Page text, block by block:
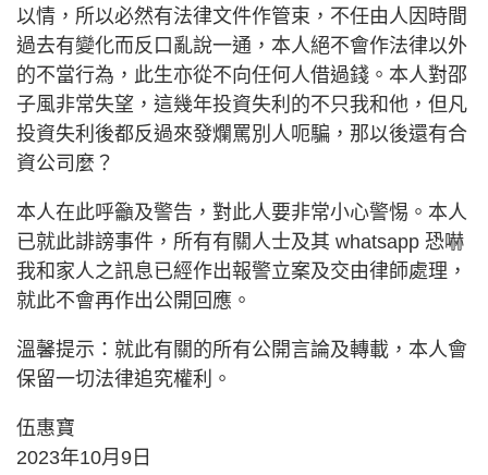
以情，所以必然有法律文件作管束，不任由人因時間
過去有變化而反口亂說一通，本人絕不會作法律以外
的不當行為，此生亦從不向任何人借過錢。本人對邵
子風非常失望，這幾年投資失利的不只我和他，但凡
投資失利後都反過來發爛罵別人呃騙，那以後還有合
資公司麼？
本人在此呼籲及警告，對此人要非常小心警惕。本人
已就此誹謗事件，所有有關人士及其 whatsapp 恐嚇
我和家人之訊息已經作出報警立案及交由律師處理，
就此不會再作出公開回應。
溫馨提示：就此有關的所有公開言論及轉載，本人會
保留一切法律追究權利。
伍惠寶
2023年10月9日